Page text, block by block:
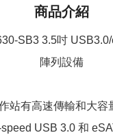
商品介紹
SB3 3.5吋
陣列設備
站有高速傳輸和大容
USB 3.0 和